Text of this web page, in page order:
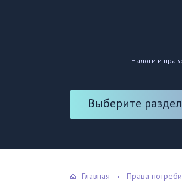
Налоги и
Выберите
Главная Права